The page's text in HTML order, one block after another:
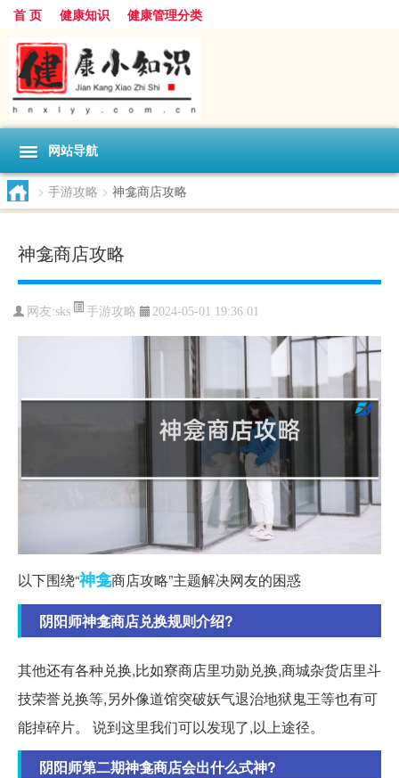
首 页 健康知识 健康管理分类
网站导航
> 手游攻略 > 神龛商店攻略
神龛商店攻略
网友:sks 手游攻略 2024-05-01 19:36:01
以下围绕“神龛商店攻略”主题解决网友的困惑
阴阳师神龛商店兑换规则介绍?
其他还有各种兑换,比如寮商店里功勋兑换,商城杂货店里斗
技荣誉兑换等,另外像道馆突破妖气退治地狱鬼王等也有可
能掉碎片。 说到这里我们可以发现了,以上途径。
阴阳师第二期神龛商店会出什么式神?